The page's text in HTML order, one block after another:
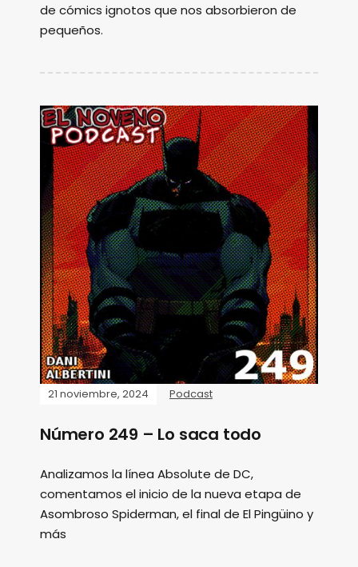
de cómics ignotos que nos absorbieron de
pequeños.
21 noviembre, 2024 Podcast
Número 249 – Lo saca todo
Analizamos la línea Absolute de DC,
comentamos el inicio de la nueva etapa de
Asombroso Spiderman, el final de El Pingüino y
más